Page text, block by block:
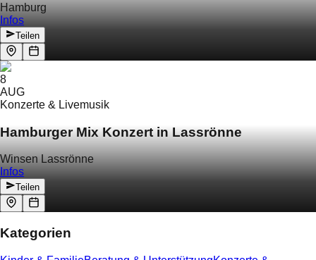
Hamburg
Infos
Teilen
8
AUG
Konzerte & Livemusik
Hamburger Mix Konzert in Lassrönne
Winsen Lassrönne
Infos
Teilen
Kategorien